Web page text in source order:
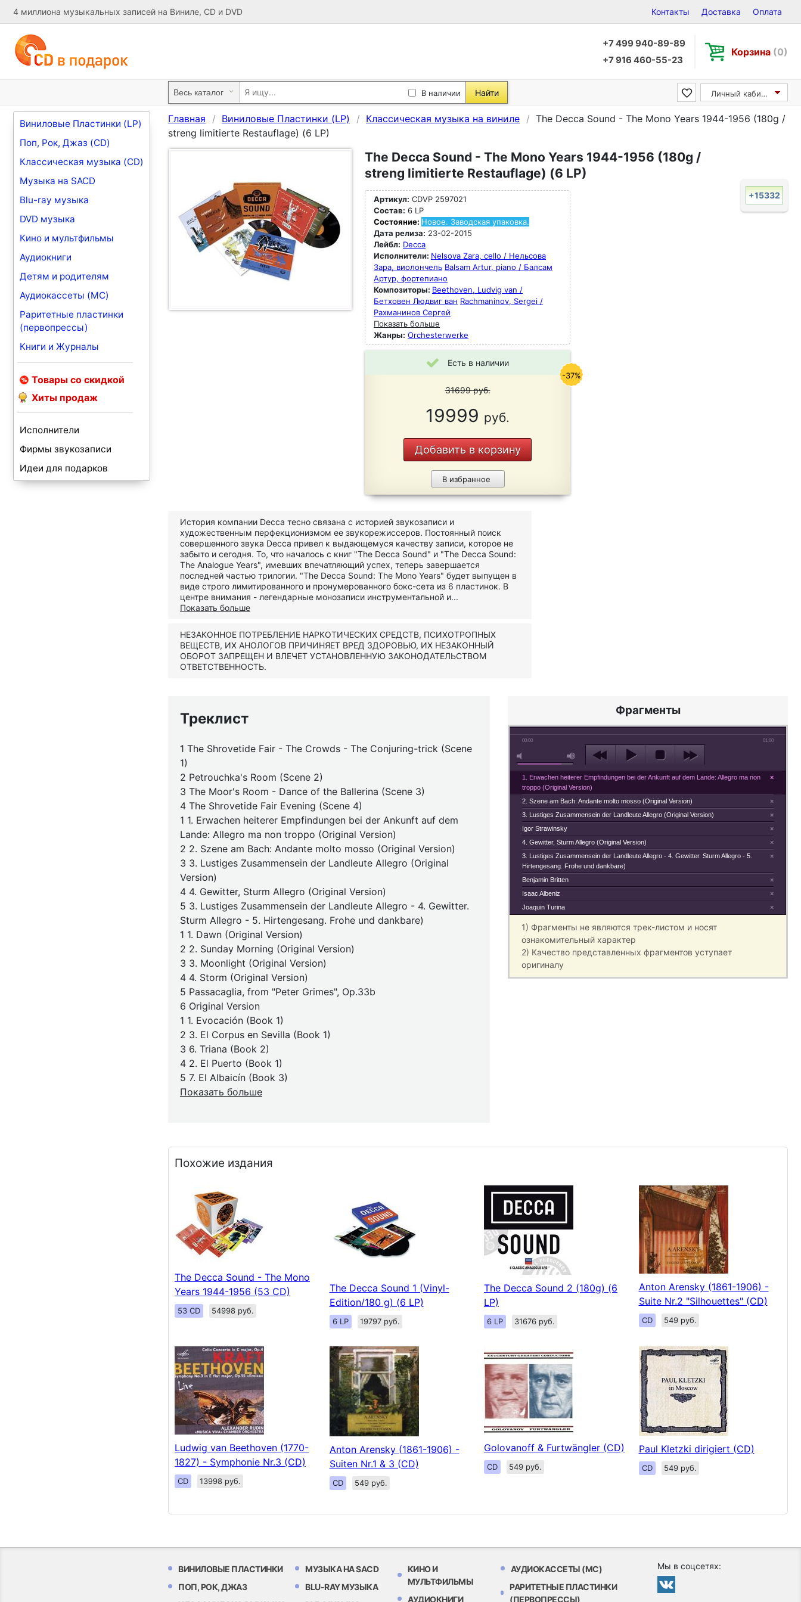
4 миллиона музыкальных записей на Виниле, CD и DVD Контакты Доставка Оплата
+7 499 940-89-89
+7 916 460-55-23
Корзина (0)
В наличии Найти Личный кабинет
Виниловые Пластинки (LP)
Поп, Рок, Джаз (CD)
Классическая музыка (CD)
Музыка на SACD
Blu-ray музыка
DVD музыка
Кино и мультфильмы
Аудиокниги
Детям и родителям
Аудиокассеты (MC)
Раритетные пластинки
(первопрессы)
Книги и Журналы
Товары со скидкой
Хиты продаж
Исполнители
Фирмы звукозаписи
Идеи для подарков
Главная Виниловые Пластинки (LP) Классическая музыка на виниле
The Decca Sound - The Mono Years 1944-1956 (180g /
streng limitierte Restauflage) (6 LP)
The Decca Sound - The Mono Years 1944-1956 (180g /
streng limitierte Restauflage) (6 LP)
Артикул: CDVP 2597021
Состав: 6 LP
Состояние: Новое. Заводская упаковка.
Дата релиза: 23-02-2015
Лейбл: Decca
Исполнители: Nelsova Zara, cello / Нельсова
Зара, виолончель Balsam Artur, piano / Балсам
Артур, фортепиано
Композиторы: Beethoven, Ludvig van /
Бетховен Людвиг ван Rachmaninov, Sergei /
Рахманинов Сергей
Показать больше
Жанры: Orchesterwerke
Есть в наличии
31699руб.
19999 руб.
Добавить в корзину
В избранное
-37%
+15332
История компании Decca тесно связана с историей звукозаписи и
художественным перфекционизмом ее звукорежиссеров. Постоянный поиск
совершенного звука Decca привел к выдающемуся качеству записи, которое не
забыто и сегодня. То, что началось с книг "The Decca Sound" и "The Decca Sound:
The Analogue Years", имевших впечатляющий успех, теперь завершается
последней частью трилогии. "The Decca Sound: The Mono Years" будет выпущен в
виде строго лимитированного и пронумерованного бокс-сета из 6 пластинок. В
центре внимания - легендарные монозаписи инструментальной и...
Показать больше
НЕЗАКОННОЕ ПОТРЕБЛЕНИЕ НАРКОТИЧЕСКИХ СРЕДСТВ, ПСИХОТРОПНЫХ
ВЕЩЕСТВ, ИХ АНОЛОГОВ ПРИЧИНЯЕТ ВРЕД ЗДОРОВЬЮ, ИХ НЕЗАКОННЫЙ
ОБОРОТ ЗАПРЕЩЕН И ВЛЕЧЕТ УСТАНОВЛЕННУЮ ЗАКОНОДАТЕЛЬСТВОМ
ОТВЕТСТВЕННОСТЬ.
Треклист
1 The Shrovetide Fair - The Crowds - The Conjuring-trick (Scene
1)
2 Petrouchka's Room (Scene 2)
3 The Moor's Room - Dance of the Ballerina (Scene 3)
4 The Shrovetide Fair Evening (Scene 4)
1 1. Erwachen heiterer Empfindungen bei der Ankunft auf dem
Lande: Allegro ma non troppo (Original Version)
2 2. Szene am Bach: Andante molto mosso (Original Version)
3 3. Lustiges Zusammensein der Landleute Allegro (Original
Version)
4 4. Gewitter, Sturm Allegro (Original Version)
5 3. Lustiges Zusammensein der Landleute Allegro - 4. Gewitter.
Sturm Allegro - 5. Hirtengesang. Frohe und dankbare)
1 1. Dawn (Original Version)
2 2. Sunday Morning (Original Version)
3 3. Moonlight (Original Version)
4 4. Storm (Original Version)
5 Passacaglia, from "Peter Grimes", Op.33b
6 Original Version
1 1. Evocación (Book 1)
2 3. El Corpus en Sevilla (Book 1)
3 6. Triana (Book 2)
4 2. El Puerto (Book 1)
5 7. El Albaicín (Book 3)
Показать больше
Фрагменты
00:00 01:00
×
1. Erwachen heiterer Empfindungen bei der Ankunft auf dem Lande: Allegro ma non
troppo (Original Version)
×
2. Szene am Bach: Andante molto mosso (Original Version)
×
3. Lustiges Zusammensein der Landleute Allegro (Original Version)
×
Igor Strawinsky
×
4. Gewitter, Sturm Allegro (Original Version)
×
3. Lustiges Zusammensein der Landleute Allegro - 4. Gewitter. Sturm Allegro - 5.
Hirtengesang. Frohe und dankbare)
×
Benjamin Britten
×
Isaac Albeniz
×
Joaquin Turina
1) Фрагменты не являются трек-листом и носят
ознакомительный характер
2) Качество представленных фрагментов уступает
оригиналу
Похожие издания
The Decca Sound - The Mono
Years 1944-1956 (53 CD)
53 CD 54998 руб.
The Decca Sound 1 (Vinyl-
Edition/180 g) (6 LP)
6 LP 19797 руб.
The Decca Sound 2 (180g) (6
LP)
6 LP 31676 руб.
Anton Arensky (1861-1906) -
Suite Nr.2 "Silhouettes" (CD)
CD 549 руб.
Ludwig van Beethoven (1770-
1827) - Symphonie Nr.3 (CD)
CD 13998 руб.
Anton Arensky (1861-1906) -
Suiten Nr.1 & 3 (CD)
CD 549 руб.
Golovanoff & Furtwängler (CD)
CD 549 руб.
Paul Kletzki dirigiert (CD)
CD 549 руб.
ВИНИЛОВЫЕ ПЛАСТИНКИ
ПОП, РОК, ДЖАЗ
МУЗЫКА НА SACD
BLU-RAY МУЗЫКА
КИНО И
МУЛЬТФИЛЬМЫ
АУДИОКНИГИ
АУДИОКАССЕТЫ (MC)
РАРИТЕТНЫЕ ПЛАСТИНКИ
(ПЕРВОПРЕССЫ)
Мы в соцсетях: